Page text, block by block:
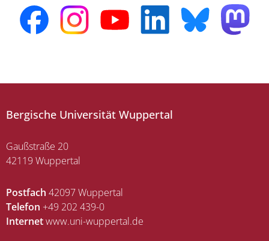
Bergische Universität Wuppertal
Gaußstraße 20
42119 Wuppertal
Postfach 42097 Wuppertal
Telefon +49 202 439-0
Internetwww.uni-wuppertal.de